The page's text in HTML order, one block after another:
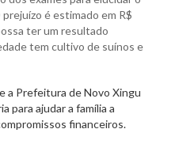
é estimado em R$
ter um resultado
tem cultivo de suínos e
a Prefeitura de Novo Xingu
para ajudar a família a
financeiros.